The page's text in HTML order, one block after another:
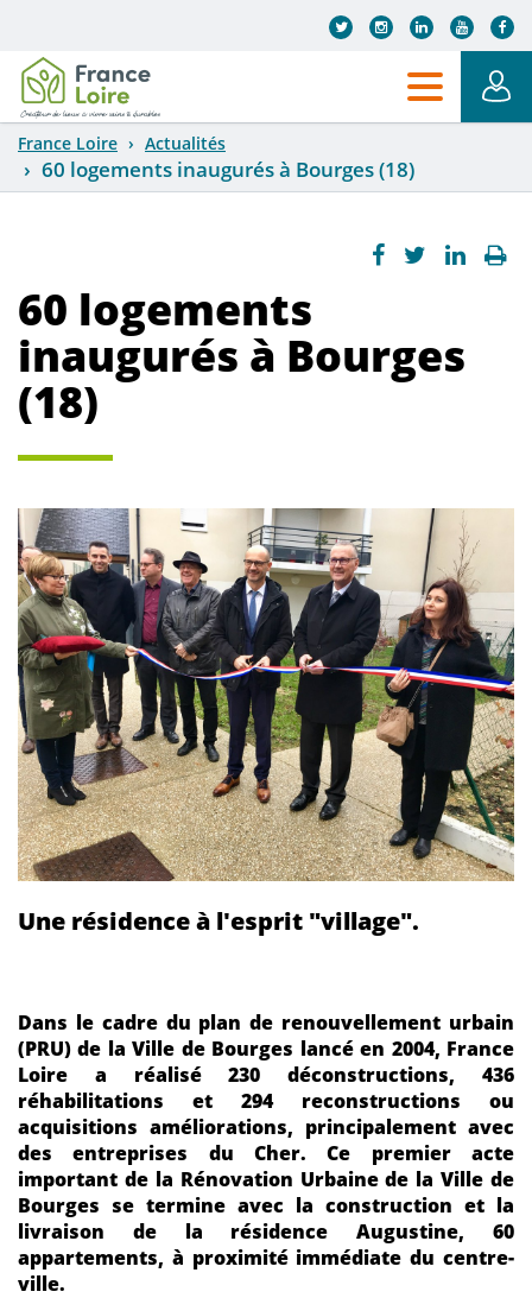
France Loire Actualités
60 logements inaugurés à Bourges (18)
60 logements
inaugurés à Bourges
(18)
Une résidence à l'esprit "village".
Dans le cadre du plan de renouvellement urbain
(PRU) de la Ville de Bourges lancé en 2004, France
Loire a réalisé 230 déconstructions, 436
réhabilitations et 294 reconstructions ou
acquisitions améliorations, principalement avec
des entreprises du Cher. Ce premier acte
important de la Rénovation Urbaine de la Ville de
Bourges se termine avec la construction et la
livraison de la résidence Augustine, 60
appartements, à proximité immédiate du centre-
ville.